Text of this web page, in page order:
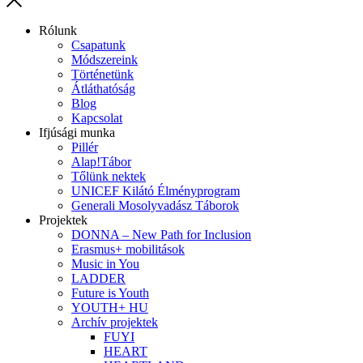
Rólunk
Csapatunk
Módszereink
Történetünk
Átláthatóság
Blog
Kapcsolat
Ifjúsági munka
Pillér
Alap!Tábor
Tőlünk nektek
UNICEF Kilátó Élményprogram
Generali Mosolyvadász Táborok
Projektek
DONNA – New Path for Inclusion
Erasmus+ mobilitások
Music in You
LADDER
Future is Youth
YOUTH+ HU
Archív projektek
FUYI
HEART